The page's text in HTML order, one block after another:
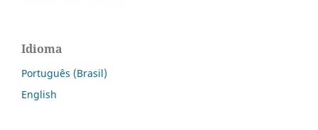
Idioma
Português (Brasil)
English